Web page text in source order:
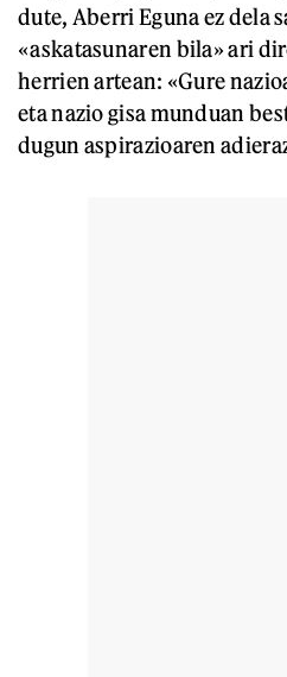
dute, Aberri Eguna ez dela
«askatasunaren bila» ari
herrien artean: «Gure
eta nazio gisa munduan
dugun aspirazioaren